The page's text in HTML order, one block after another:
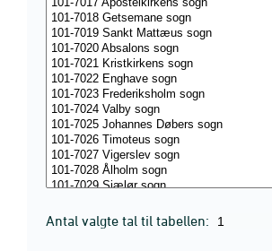
Antal valgte tal til tabellen: